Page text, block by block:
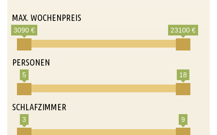
MAX. WOCHENPREIS
3090 € 23100 €
PERSONEN
5 18
SCHLAFZIMMER
3 9